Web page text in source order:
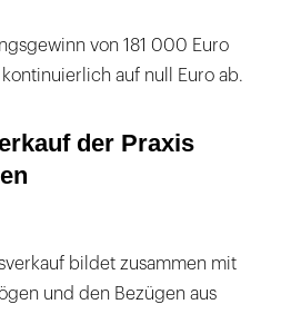
von 181 000 Euro
auf null Euro ab.
der Praxis
bildet zusammen mit
und den Bezügen aus